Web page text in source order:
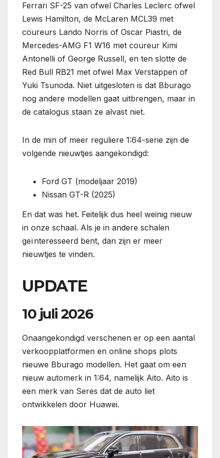
Ferrari SF-25 van ofwel Charles Leclerc ofwel
Lewis Hamilton, de McLaren MCL39 met
coureurs Lando Norris of Oscar Piastri, de
Mercedes-AMG F1 W16 met coureur Kimi
Antonelli of George Russell, en ten slotte de
Red Bull RB21 met ofwel Max Verstappen of
Yuki Tsunoda. Niet uitgesloten is dat Bburago
nog andere modellen gaat uitbrengen, maar in
de catalogus staan ze alvast niet.
In de min of meer reguliere 1:64-serie zijn de
volgende nieuwtjes aangekondigd:
Ford GT (modeljaar 2019)
Nissan GT-R (2025)
En dat was het. Feitelijk dus heel weinig nieuw
in onze schaal. Als je in andere schalen
geïnteresseerd bent, dan zijn er meer
nieuwtjes te vinden.
UPDATE
10 juli 2026
Onaangekondigd verschenen er op een aantal
verkoopplatformen en online shops plots
nieuwe Bburago modellen. Het gaat om een
nieuw automerk in 1:64, namelijk Aito. Aito is
een merk van Seres dat de auto liet
ontwikkelen door Huawei.